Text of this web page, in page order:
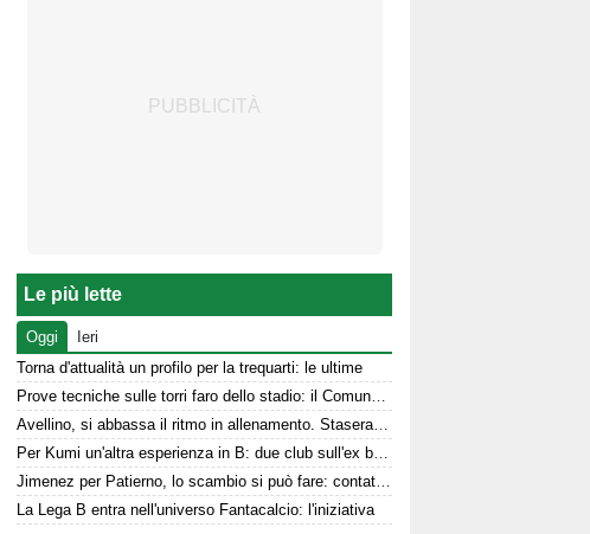
Le più lette
Oggi
Ieri
Torna d'attualità un profilo per la trequarti: le ultime
Prove tecniche sulle torri faro dello stadio: il Comune stanzia i fondi
Avellino, si abbassa il ritmo in allenamento. Stasera la presentazione in Piazza
Per Kumi un'altra esperienza in B: due club sull'ex biancoverde
Jimenez per Patierno, lo scambio si può fare: contatti tra Avellino e Catania
La Lega B entra nell'universo Fantacalcio: l'iniziativa